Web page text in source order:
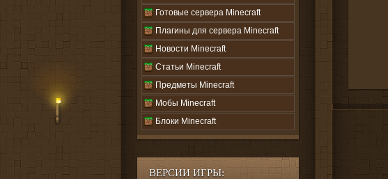
Готовые сервера Minecraft
Плагины для сервера Minecraft
Новости Minecraft
Статьи Minecraft
Предметы Minecraft
Мобы Minecraft
Блоки Minecraft
ВЕРСИИ ИГРЫ: